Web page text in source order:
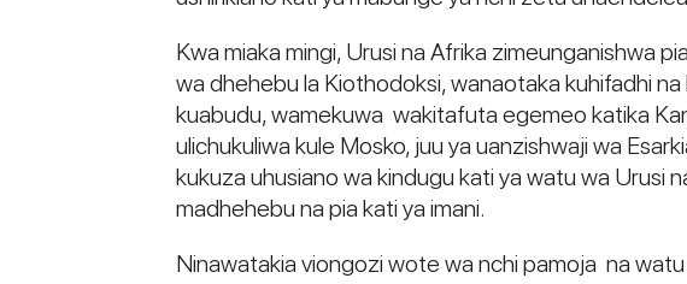
Kwa miaka mingi, Urusi na Afrika zimeunganishwa
wa dhehebu la Kiothodoksi, wanaotaka kuhifadhi
kuabudu, wamekuwa wakitafuta egemeo katika
ulichukuliwa kule Mosko, juu ya uanzishwaji wa
kukuza uhusiano wa kindugu kati ya watu wa Urusi
madhehebu na pia kati ya imani.
Ninawatakia viongozi wote wa nchi pamoja na